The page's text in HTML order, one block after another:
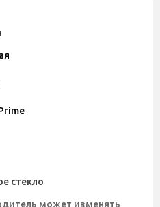
стекло
может изменять